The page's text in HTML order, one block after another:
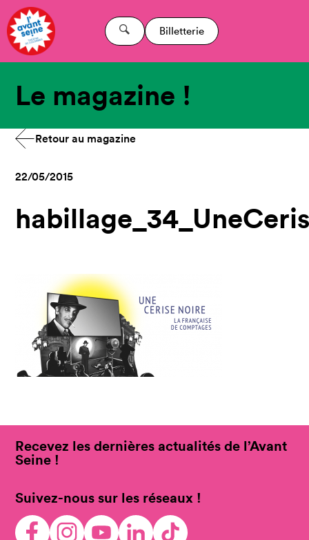
Billetterie
Le magazine !
Retour au magazine
22/05/2015
Recevez les dernières actualités de l’Avant
Seine !
Suivez-nous sur les réseaux !